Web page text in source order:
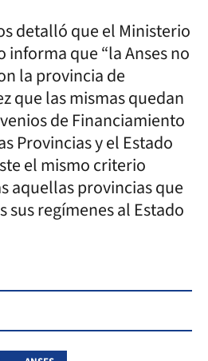
detalló que el Ministerio
informa que “la Anses no
la provincia de
que las mismas quedan
de Financiamiento
Provincias y el Estado
el mismo criterio
aquellas provincias que
sus regímenes al Estado